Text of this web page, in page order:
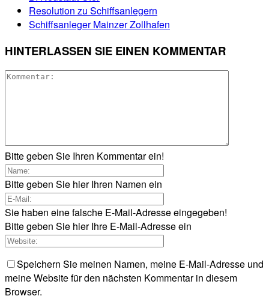
Resolution zu Schiffsanlegern
Schiffsanleger Mainzer Zollhafen
HINTERLASSEN SIE EINEN KOMMENTAR
Bitte geben Sie Ihren Kommentar ein!
Bitte geben Sie hier Ihren Namen ein
Sie haben eine falsche E-Mail-Adresse eingegeben!
Bitte geben Sie hier Ihre E-Mail-Adresse ein
Speichern Sie meinen Namen, meine E-Mail-Adresse und
meine Website für den nächsten Kommentar in diesem
Browser.